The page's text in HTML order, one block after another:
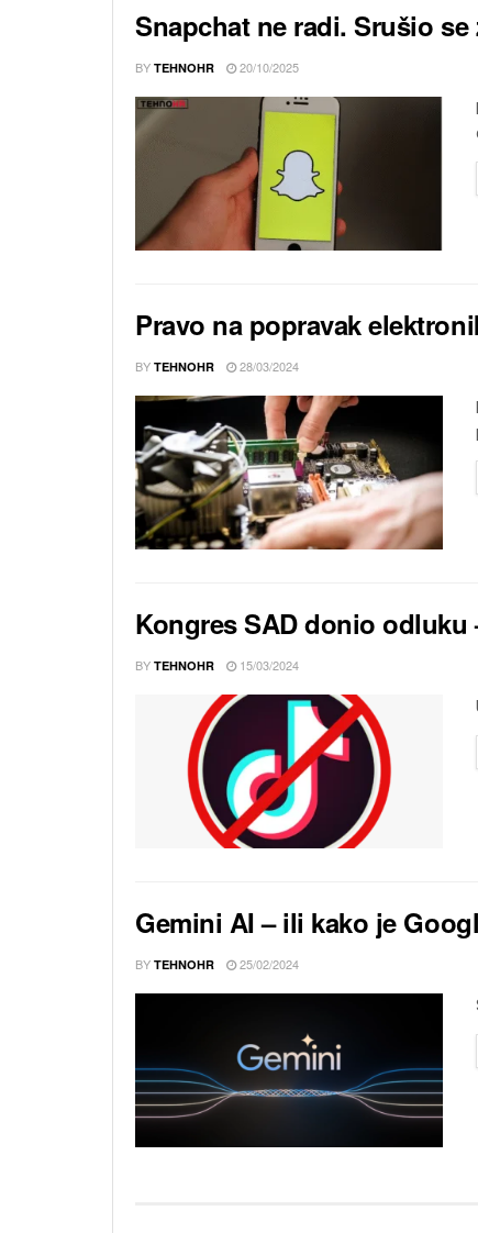
Snapchat ne radi. Srušio
BY TEHNOHR 20/10/2025
Pravo na popravak
BY TEHNOHR 28/03/2024
Kongres SAD donio odluku
BY TEHNOHR 15/03/2024
Gemini AI – ili kako je
BY TEHNOHR 25/02/2024